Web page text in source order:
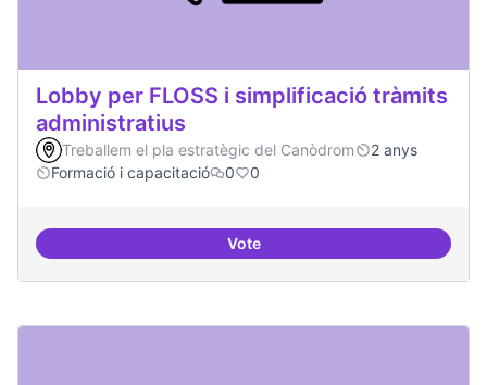
Lobby per FLOSS i simplificació tràmits
administratius
Treballem el pla estratègic del Canòdrom
2 anys
Formació i capacitació
0 0
VoteLobby per FLOSS i